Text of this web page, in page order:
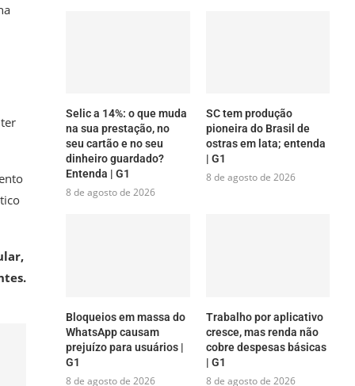
Selic a 14%: o que muda
na sua prestação, no
seu cartão e no seu
dinheiro guardado?
Entenda | G1
8 de agosto de 2026
SC tem produção
pioneira do Brasil de
ostras em lata; entenda
| G1
8 de agosto de 2026
Bloqueios em massa do
WhatsApp causam
prejuízo para usuários |
G1
8 de agosto de 2026
Trabalho por aplicativo
cresce, mas renda não
cobre despesas básicas
| G1
8 de agosto de 2026